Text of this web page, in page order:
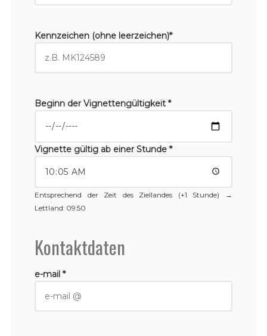
Kennzeichen (ohne leerzeichen)*
Beginn der Vignettengültigkeit *
Vignette gültig ab einer Stunde *
Entsprechend der Zeit des Ziellandes (+1 Stunde) →
Lettland: 09:50
Kontaktdaten
e-mail *